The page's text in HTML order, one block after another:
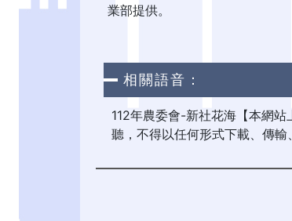
業部提供。
相關語音：
112年農委會-新社花海【本網
聽，不得以任何形式下載、傳輸